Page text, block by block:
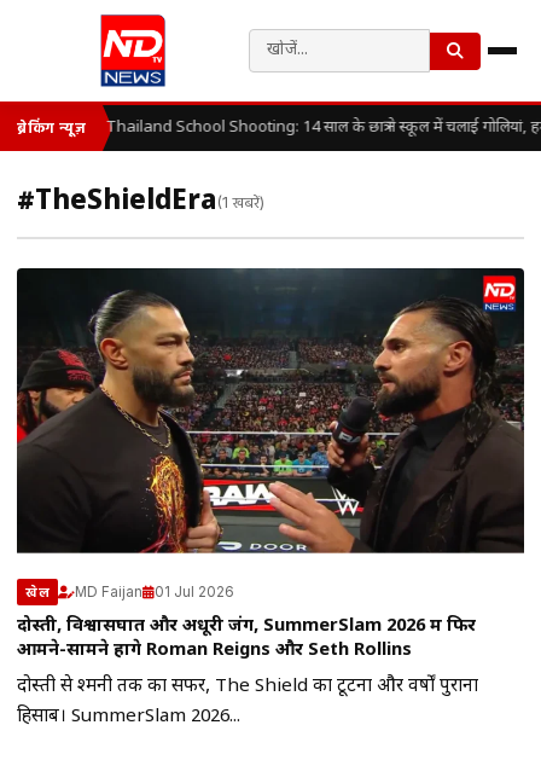
ब्रेकिंग न्यूज़ Thailand School Shooting: 14 साल के छात्र ने स्कूल में चलाई गोलियां,
#TheShieldEra (1 खबरें)
खेल MD Faijan 01 Jul 2026
दोस्ती, विश्वासघात और अधूरी जंग, SummerSlam 2026 में फिर
आमने-सामने होंगे Roman Reigns और Seth Rollins
दोस्ती से दुश्मनी तक का सफर, The Shield का टूटना और वर्षों पुराना
हिसाब। SummerSlam 2026...